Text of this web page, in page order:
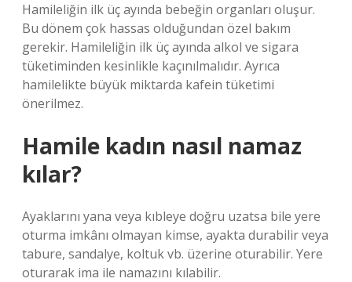
Hamileliğin ilk üç ayında bebeğin organları oluşur.
Bu dönem çok hassas olduğundan özel bakım
gerekir. Hamileliğin ilk üç ayında alkol ve sigara
tüketiminden kesinlikle kaçınılmalıdır. Ayrıca
hamilelikte büyük miktarda kafein tüketimi
önerilmez.
Hamile kadın nasıl namaz
kılar?
Ayaklarını yana veya kıbleye doğru uzatsa bile yere
oturma imkânı olmayan kimse, ayakta durabilir veya
tabure, sandalye, koltuk vb. üzerine oturabilir. Yere
oturarak ima ile namazını kılabilir.